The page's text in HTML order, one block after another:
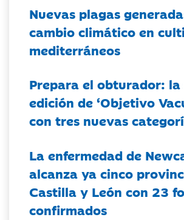
Nuevas plagas
cambio climático en
mediterráneos
Prepara el obturador:
edición de ‘Objetivo
con tres nuevas
La enfermedad de
alcanza ya cinco
Castilla y León con 23
confirmados